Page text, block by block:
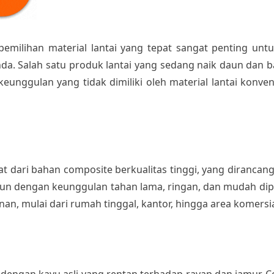
material lantai yang tepat sangat penting
Salah satu produk lantai yang sedang naik daun dan
yang tidak dimiliki oleh material lantai
dari bahan composite berkualitas tinggi, yang
dengan keunggulan tahan lama, ringan, dan mudah
mulai dari rumah tinggal, kantor, hingga area